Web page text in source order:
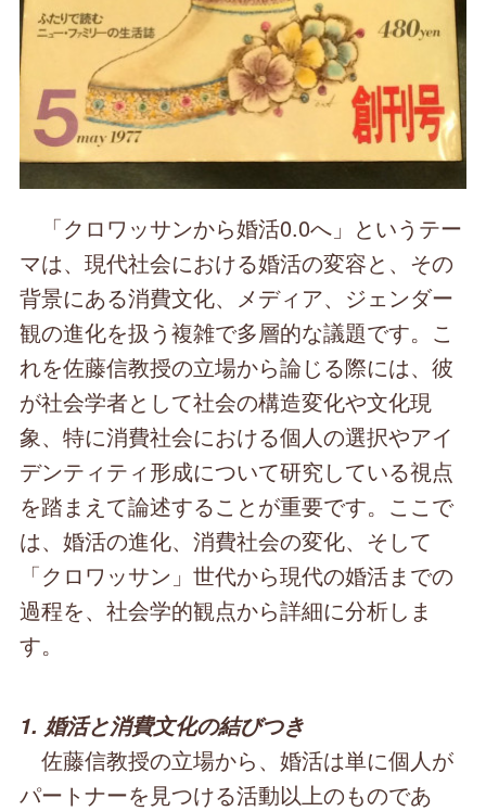
「クロワッサンから婚活0.0へ」というテー
マは、現代社会における婚活の変容と、その
背景にある消費文化、メディア、ジェンダー
観の進化を扱う複雑で多層的な議題です。こ
れを佐藤信教授の立場から論じる際には、彼
が社会学者として社会の構造変化や文化現
象、特に消費社会における個人の選択やアイ
デンティティ形成について研究している視点
を踏まえて論述することが重要です。ここで
は、婚活の進化、消費社会の変化、そして
「クロワッサン」世代から現代の婚活までの
過程を、社会学的観点から詳細に分析しま
す。
1. 婚活と消費文化の結びつき
佐藤信教授の立場から、婚活は単に個人が
パートナーを見つける活動以上のものであ